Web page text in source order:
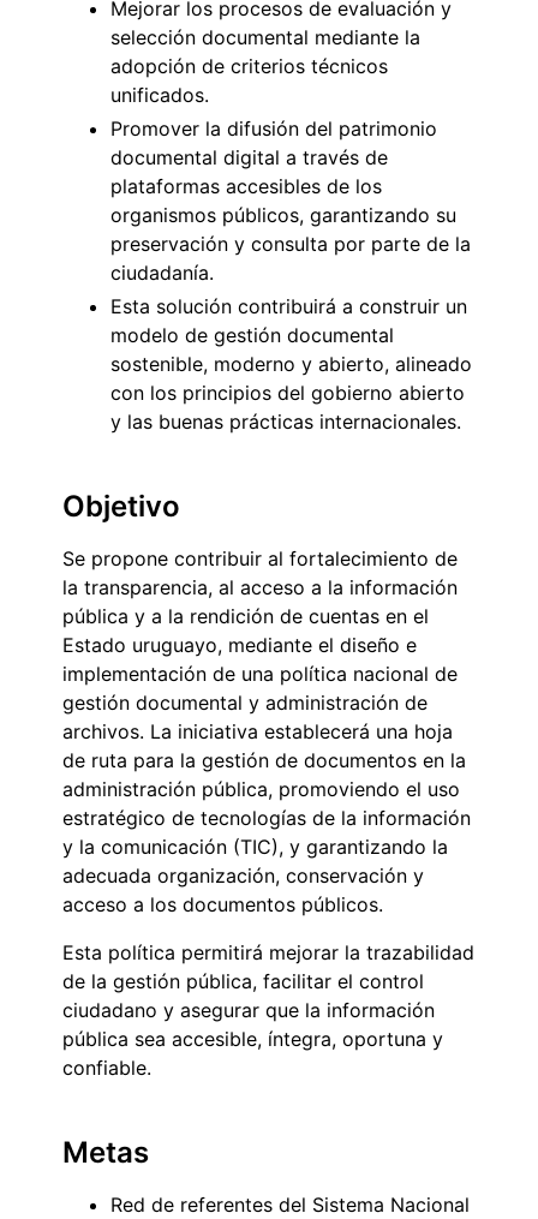
Mejorar los procesos de evaluación y
selección documental mediante la
adopción de criterios técnicos
unificados.
Promover la difusión del patrimonio
documental digital a través de
plataformas accesibles de los
organismos públicos, garantizando su
preservación y consulta por parte de la
ciudadanía.
Esta solución contribuirá a construir un
modelo de gestión documental
sostenible, moderno y abierto, alineado
con los principios del gobierno abierto
y las buenas prácticas internacionales.
Objetivo
Se propone contribuir al fortalecimiento de
la transparencia, al acceso a la información
pública y a la rendición de cuentas en el
Estado uruguayo, mediante el diseño e
implementación de una política nacional de
gestión documental y administración de
archivos. La iniciativa establecerá una hoja
de ruta para la gestión de documentos en la
administración pública, promoviendo el uso
estratégico de tecnologías de la información
y la comunicación (TIC), y garantizando la
adecuada organización, conservación y
acceso a los documentos públicos.
Esta política permitirá mejorar la trazabilidad
de la gestión pública, facilitar el control
ciudadano y asegurar que la información
pública sea accesible, íntegra, oportuna y
confiable.
Metas
Red de referentes del Sistema Nacional